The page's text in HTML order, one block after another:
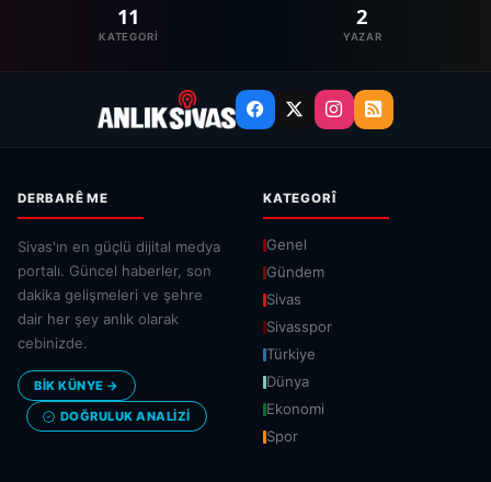
11
KATEGORI
2
YAZAR
DERBARÊ ME
Sivas'ın en güçlü dijital medya
portalı. Güncel haberler, son
dakika gelişmeleri ve şehre
dair her şey anlık olarak
cebinizde.
BİK KÜNYE →
DOĞRULUK ANALIZI
KATEGORÎ
Genel
Gündem
Sivas
Sivasspor
Türkiye
Dünya
Ekonomi
Spor